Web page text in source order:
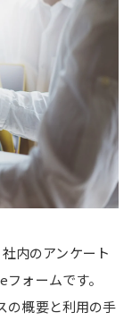
内のアンケート
ォームです。
の概要と利用の手